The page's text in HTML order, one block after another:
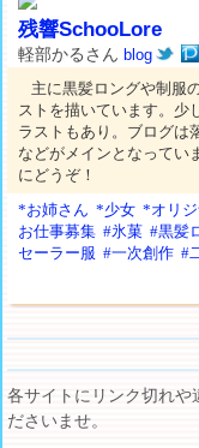
残響SchooLore
軽部かるさんblog
主に黒髪ロングや制服
ストを描いています。少
ラストもあり。ブログは
などがメインとなってい
にどうぞ！
*お姉さん *少女 *オリ
お仕事募集 #氷菓 #黒髪
セーラー服 #一次創作 #
各サイトにリンク切れや
ださいませ。